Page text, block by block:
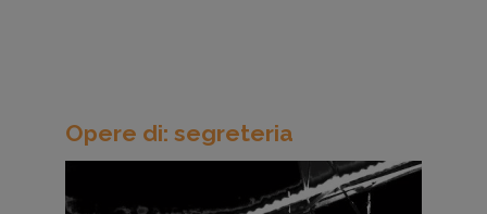
Opere di: segreteria